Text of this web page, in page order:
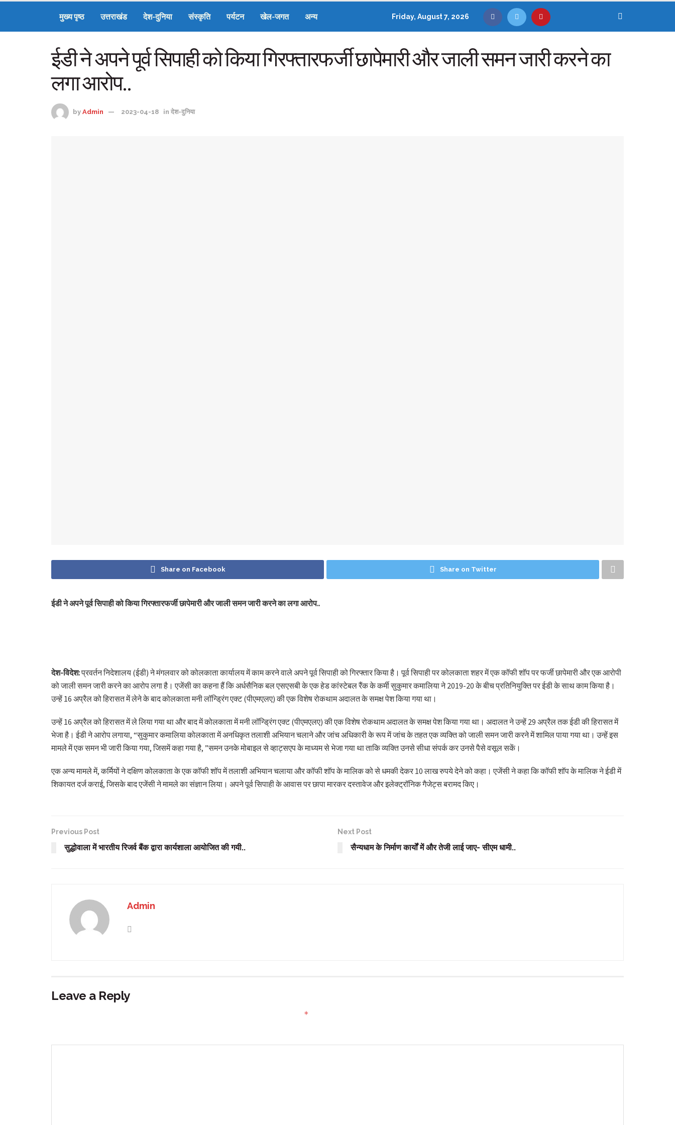
मुख्य पृष्ठ उत्तराखंड देश-दुनिया संस्कृति पर्यटन खेल-जगत अन्य Friday, August 7, 2026
ईडी ने अपने पूर्व सिपाही को किया गिरफ्तारफर्जी छापेमारी और जाली समन जारी करने का
लगा आरोप..
by Admin 2023-04-18 in देश-दुनिया
Share on Facebook Share on Twitter
ईडी ने अपने पूर्व सिपाही को किया गिरफ्तारफर्जी छापेमारी और जाली समन जारी करने का लगा आरोप..
देश-विदेश:प्रवर्तन निदेशालय (ईडी) ने मंगलवार को कोलकाता कार्यालय में काम करने वाले अपने पूर्व सिपाही को गिरफ्तार किया है। पूर्व सिपाही पर कोलकाता शहर में एक कॉफी शॉप पर फर्जी छापेमारी और एक आरोपी
को जाली समन जारी करने का आरोप लगा है। एजेंसी का कहना हैं कि अर्धसैनिक बल एसएसबी के एक हेड कांस्टेबल रैंक के कर्मी सुकुमार कमालिया ने 2019-20 के बीच प्रतिनियुक्ति पर ईडी के साथ काम किया है।
उन्हें 16 अप्रैल को हिरासत में लेने के बाद कोलकाता मनी लॉन्ड्रिंग एक्ट (पीएमएलए) की एक विशेष रोकथाम अदालत के समक्ष पेश किया गया था।
उन्हें 16 अप्रैल को हिरासत में ले लिया गया था और बाद में कोलकाता में मनी लॉन्ड्रिंग एक्ट (पीएमएलए) की एक विशेष रोकथाम अदालत के समक्ष पेश किया गया था। अदालत ने उन्हें 29 अप्रैल तक ईडी की हिरासत में
भेजा है। ईडी ने आरोप लगाया, “सुकुमार कमालिया कोलकाता में अनधिकृत तलाशी अभियान चलाने और जांच अधिकारी के रूप में जांच के तहत एक व्यक्ति को जाली समन जारी करने में शामिल पाया गया था। उन्हें इस
मामले में एक समन भी जारी किया गया, जिसमें कहा गया है, ”समन उनके मोबाइल से व्हाट्सएप के माध्यम से भेजा गया था ताकि व्यक्ति उनसे सीधा संपर्क कर उनसे पैसे वसूल सकें।
एक अन्य मामले में, कर्मियों ने दक्षिण कोलकाता के एक कॉफी शॉप में तलाशी अभियान चलाया और कॉफी शॉप के मालिक को से धमकी देकर 10 लाख रुपये देने को कहा। एजेंसी ने कहा कि कॉफी शॉप के मालिक ने ईडी में
शिकायत दर्ज कराई, जिसके बाद एजेंसी ने मामले का संज्ञान लिया। अपने पूर्व सिपाही के आवास पर छापा मारकर दस्तावेज और इलेक्ट्रॉनिक गैजेट्स बरामद किए।
Previous Post
सुद्धोवाला में भारतीय रिजर्व बैंक द्वारा कार्यशाला आयोजित की गयी..
Next Post
सैन्यधाम के निर्माण कार्यों में और तेजी लाई जाए- सीएम धामी..
Admin
Leave a Reply
*